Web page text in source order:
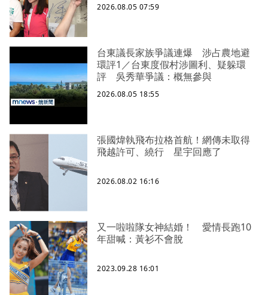
2026.08.05 07:59
台東議長家族爭議連爆 涉占農地避
環評1／台東度假村涉圖利、疑躲環
評 吳秀華爭議：概無參與
2026.08.05 18:55
張國煒執飛布拉格首航！網傳未取得
飛越許可、繞行 星宇回應了
2026.08.02 16:16
又一啦啦隊女神結婚！ 愛情長跑10
年甜喊：黃衫不會脫
2023.09.28 16:01